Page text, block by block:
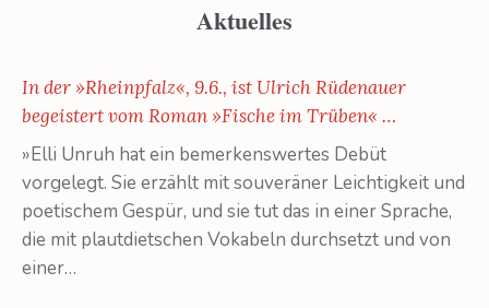
Aktuelles
In der »Rheinpfalz«, 9.6., ist Ulrich Rüdenauer
begeistert vom Roman »Fische im Trüben« …
»Elli Unruh hat ein bemerkenswertes Debüt
vorgelegt. Sie erzählt mit souveräner Leichtigkeit und
poetischem Gespür, und sie tut das in einer Sprache,
die mit plautdietschen Vokabeln durchsetzt und von
einer…